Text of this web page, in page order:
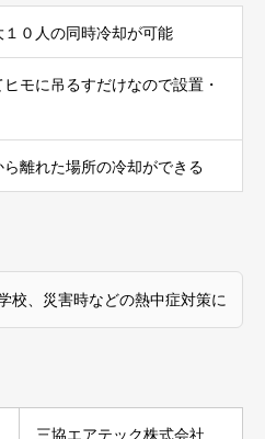
０人の同時冷却が可能
モに吊るすだけなので設置・
離れた場所の冷却ができる
校、災害時などの熱中症対策に
三協エアテック株式会社